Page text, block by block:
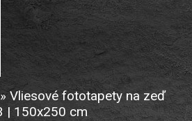
Vliesové fototapety na zeď
| 150x250 cm